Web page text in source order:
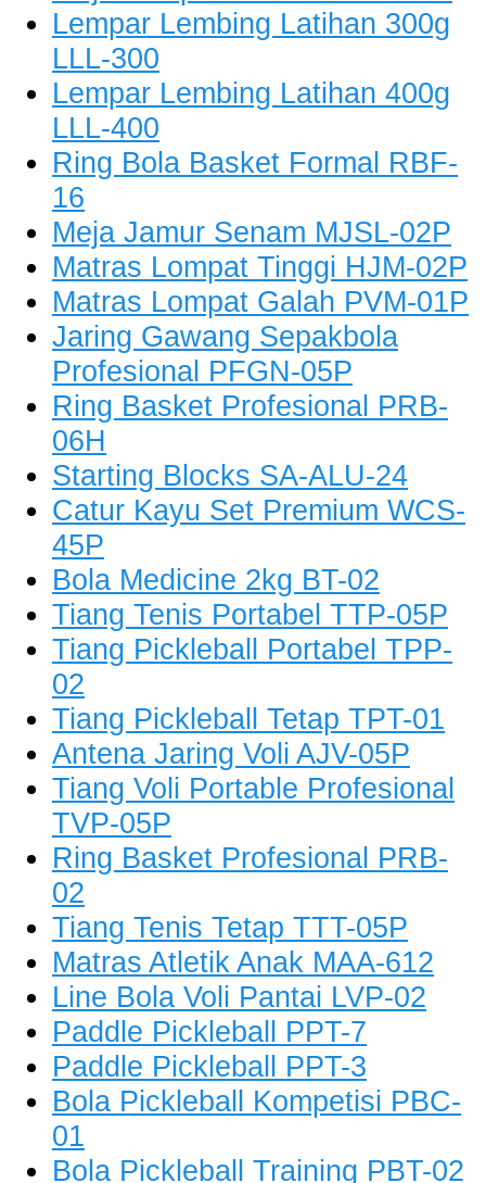
Lempar Lembing Latihan 300g
LLL-300
Lempar Lembing Latihan 400g
LLL-400
Ring Bola Basket Formal RBF-
16
Meja Jamur Senam MJSL-02P
Matras Lompat Tinggi HJM-02P
Matras Lompat Galah PVM-01P
Jaring Gawang Sepakbola
Profesional PFGN-05P
Ring Basket Profesional PRB-
06H
Starting Blocks SA-ALU-24
Catur Kayu Set Premium WCS-
45P
Bola Medicine 2kg BT-02
Tiang Tenis Portabel TTP-05P
Tiang Pickleball Portabel TPP-
02
Tiang Pickleball Tetap TPT-01
Antena Jaring Voli AJV-05P
Tiang Voli Portable Profesional
TVP-05P
Ring Basket Profesional PRB-
02
Tiang Tenis Tetap TTT-05P
Matras Atletik Anak MAA-612
Line Bola Voli Pantai LVP-02
Paddle Pickleball PPT-7
Paddle Pickleball PPT-3
Bola Pickleball Kompetisi PBC-
01
Bola Pickleball Training PBT-02